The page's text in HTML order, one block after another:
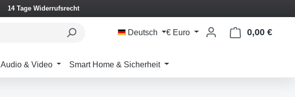
14 Tage Widerrufsrecht
Deutsch € Euro 0,00 €
Audio & Video Smart Home & Sicherheit